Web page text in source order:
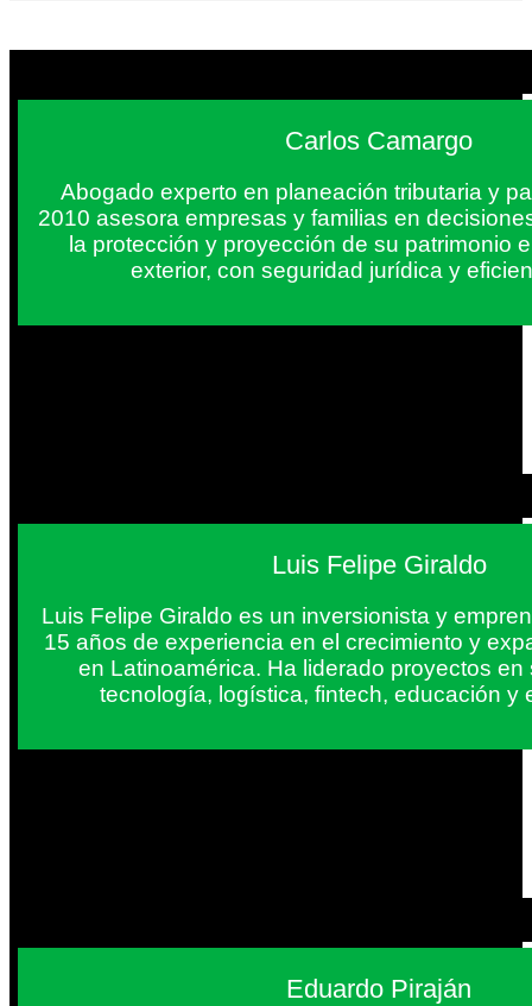
Carlos Camargo
Abogado experto en planeación tributaria y
2010 asesora empresas y familias en
la protección y proyección de su patrimonio
exterior, con seguridad jurídica y
Luis Felipe Giraldo
Luis Felipe Giraldo es un inversionista y
15 años de experiencia en el crecimiento y
en Latinoamérica. Ha liderado proyectos en
tecnología, logística, fintech, educación y
Eduardo Piraján